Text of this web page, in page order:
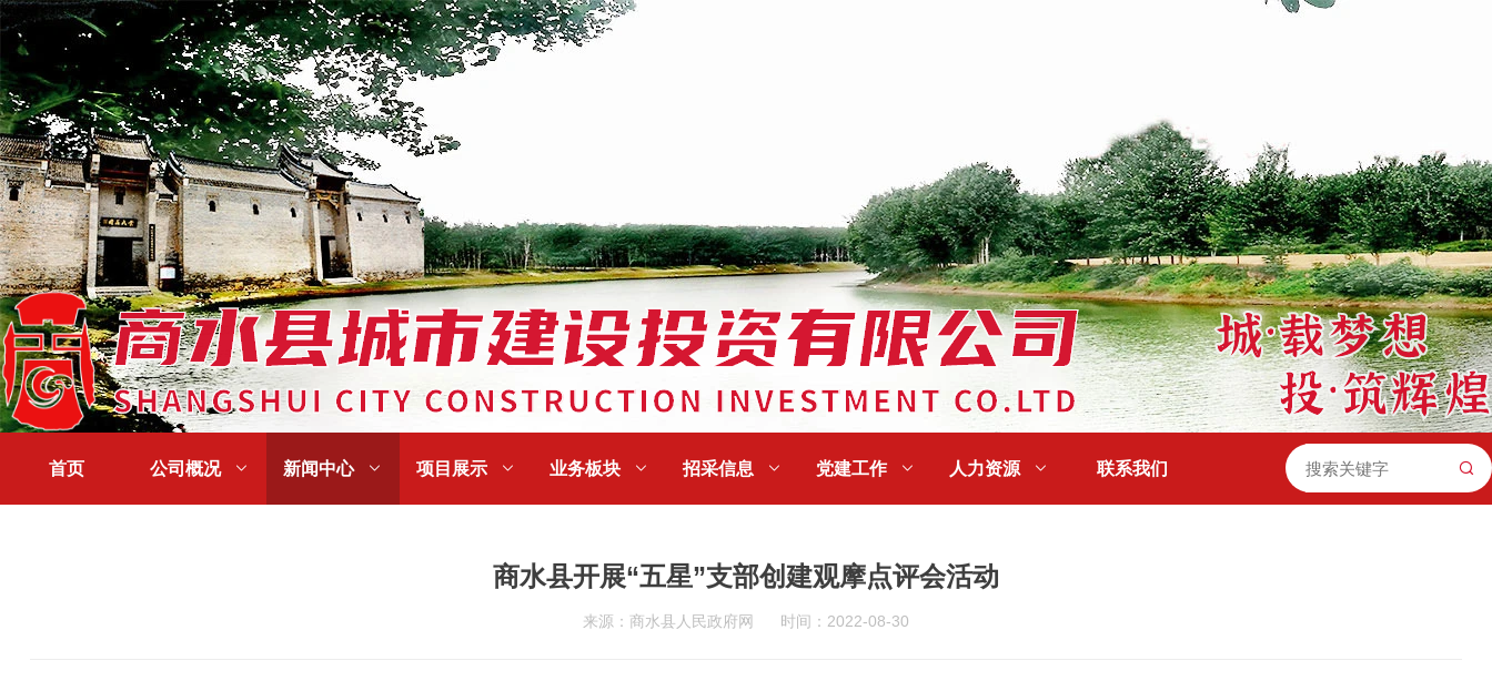
首页 公司概况  新闻中心  项目展示  业务板块  招采信息  党建工作  人力资源  联系我们 
商水县开展“五星”支部创建观摩点评会活动
来源：商水县人民政府网 时间：2022-08-30